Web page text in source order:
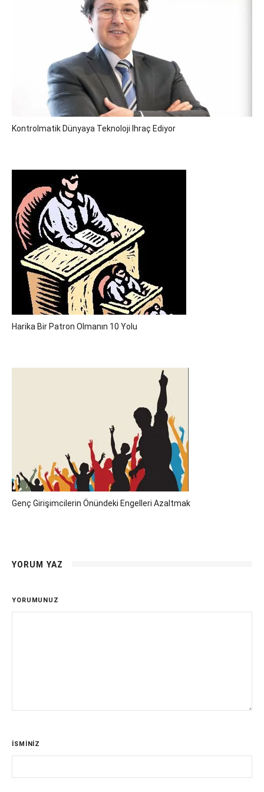
Kontrolmatik Dünyaya Teknoloji Ihraç Ediyor
Harika Bir Patron Olmanın 10 Yolu
Genç Girişimcilerin Önündeki Engelleri Azaltmak
YORUM YAZ
YORUMUNUZ
İSMİNİZ